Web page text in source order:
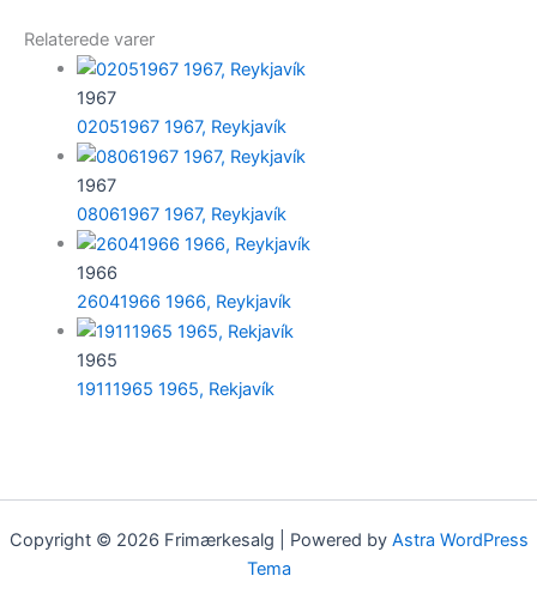
Relaterede varer
1967
02051967 1967, Reykjavík
1967
08061967 1967, Reykjavík
1966
26041966 1966, Reykjavík
1965
19111965 1965, Rekjavík
Copyright © 2026 Frimærkesalg | Powered by Astra WordPress
Tema